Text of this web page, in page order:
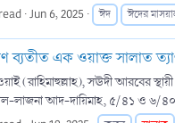
Jun 6, 2025 ঈদ ঈদের
ব্যতীত এক ওয়াক্ত সালাত
(রাহিমাহুল্লাহ), সঊদী আরবের
লাজনা আদ-দায়িমাহ, ৫/৪১ ও ৬/